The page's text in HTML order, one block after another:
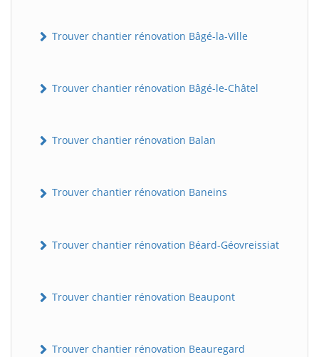
Trouver chantier rénovation Bâgé-la-Ville
Trouver chantier rénovation Bâgé-le-Châtel
Trouver chantier rénovation Balan
Trouver chantier rénovation Baneins
Trouver chantier rénovation Béard-Géovreissiat
Trouver chantier rénovation Beaupont
Trouver chantier rénovation Beauregard